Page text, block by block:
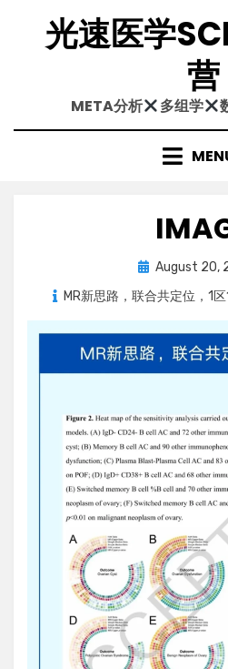
content光速医学
营
META分析 多组学
Posted
on
August 20,
MR新思路，联合共定位，1